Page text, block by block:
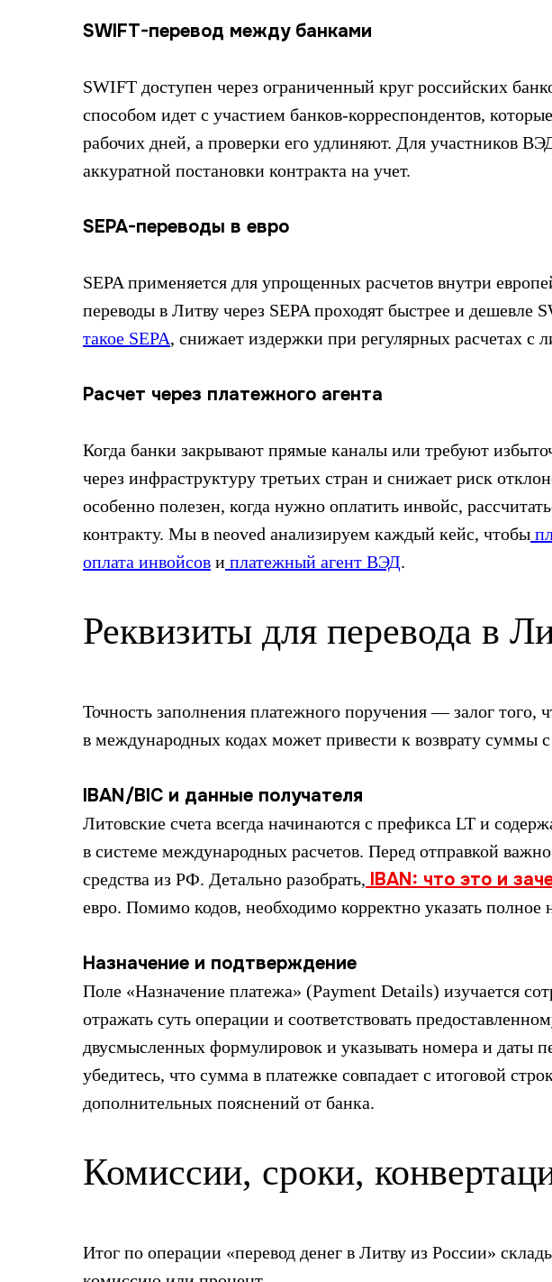
SWIFT-перевод между банками
SWIFT доступен через ограниченный круг российских
способом идет с участием банков-корреспондентов,
рабочих дней, а проверки его удлиняют. Для участников
аккуратной постановки контракта на учет.
SEPA-переводы в евро
SEPA применяется для упрощенных расчетов внутри
переводы в Литву через SEPA проходят быстрее и
такое SEPA, снижает издержки при регулярных расчетах с
Расчет через платежного агента
Когда банки закрывают прямые каналы или требуют
через инфраструктуру третьих стран и снижает риск
особенно полезен, когда нужно оплатить инвойс,
контракту. Мы в neoved анализируем каждый кейс, чтобы
оплата инвойсов и платежный агент ВЭД.
Реквизиты для перевода в
Точность заполнения платежного поручения — залог того,
в международных кодах может привести к возврату суммы
IBAN/BIC и данные получателя
Литовские счета всегда начинаются с префикса LT и
в системе международных расчетов. Перед отправкой
средства из РФ. Детально разобрать, IBAN: что это и
евро. Помимо кодов, необходимо корректно указать
Назначение и подтверждение
Поле «Назначение платежа» (Payment Details) изучается
отражать суть операции и соответствовать
двусмысленных формулировок и указывать номера и даты
убедитесь, что сумма в платежке совпадает с итоговой
дополнительных пояснений от банка.
Комиссии, сроки,
Итог по операции «перевод денег в Литву из России»